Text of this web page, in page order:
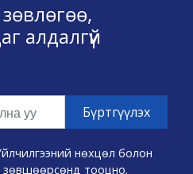
алдалгүй
Үйлчилгээний нөхцөл болон
зөвшөөрсөнд тооцно.